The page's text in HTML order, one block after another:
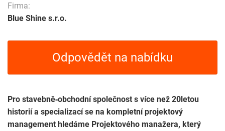
Firma:
Blue Shine s.r.o.
Odpovědět na nabídku
Pro stavebně‑obchodní společnost s více než 20letou
historií a specializací se na kompletní projektový
management hledáme Projektového manažera, který